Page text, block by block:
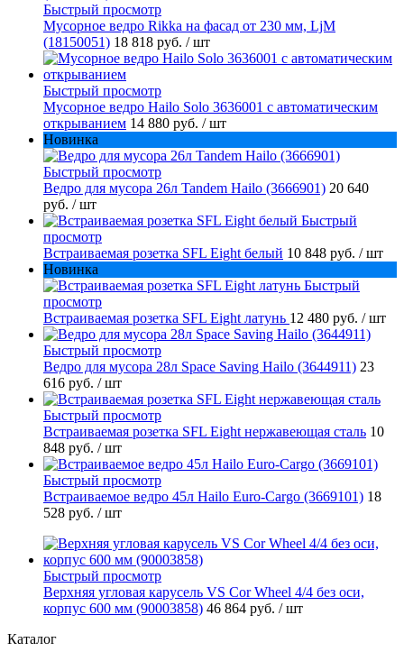
Быстрый просмотр
Мусорное ведро Rikka на фасад от 230 мм, LjM
(18150051) 18 818 руб. / шт
Быстрый просмотр
Мусорное ведро Hailo Solo 3636001 с автоматическим
открыванием 14 880 руб. / шт
Новинка
Быстрый просмотр
Ведро для мусора 26л Tandem Hailo (3666901) 20 640
руб. / шт
Быстрый
просмотр
Встраиваемая розетка SFL Eight белый 10 848 руб. / шт
Новинка
Быстрый
просмотр
Встраиваемая розетка SFL Eight латунь 12 480 руб. / шт
Быстрый просмотр
Ведро для мусора 28л Space Saving Hailo (3644911) 23
616 руб. / шт
Быстрый просмотр
Встраиваемая розетка SFL Eight нержавеющая сталь 10
848 руб. / шт
Быстрый просмотр
Встраиваемое ведро 45л Hailo Euro-Cargo (3669101) 18
528 руб. / шт
Быстрый просмотр
Верхняя угловая карусель VS Cor Wheel 4/4 без оси,
корпус 600 мм (90003858) 46 864 руб. / шт
Каталог